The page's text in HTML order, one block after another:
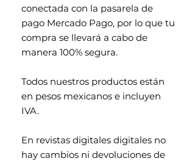
conectada con la pasarela de
pago Mercado Pago, por lo que tu
compra se llevará a cabo de
manera 100% segura.
Todos nuestros productos están
en pesos mexicanos e incluyen
IVA.
En revistas digitales digitales no
hay cambios ni devoluciones de